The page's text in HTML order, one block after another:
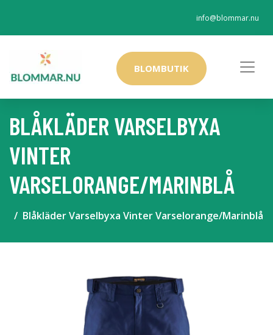
info@blommar.nu
BLOMBUTIK
BLÅKLÄDER VARSELBYXA
VINTER
VARSELORANGE/MARINBLÅ
Blåkläder Varselbyxa Vinter Varselorange/Marinblå